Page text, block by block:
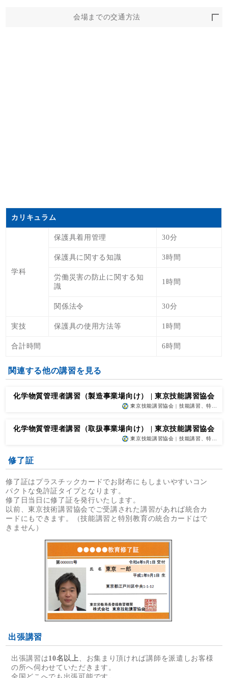
会場までの交通方法
カリキュラム
学科
保護具着用管理 30分
保護具に関する知識 3時間
労働災害の防止に関する知
識
1時間
関係法令 30分
実技 保護具の使用方法等 1時間
合計時間 6時間
関連する他の講習を見る
化学物質管理者講習（製造事業場向け） | 東京技能講習協会
東京技能講習協会 | 技能講習、特…
化学物質管理者講習（取扱事業場向け） | 東京技能講習協会
東京技能講習協会 | 技能講習、特…
修了証
修了証はプラスチックカードでお財布にもしまいやすいコン
パクトな免許証タイプとなります。
修了日当日に修了証を発行いたします。
以前、東京技術講習協会でご受講された講習があれば統合カ
ードにもできます。（技能講習と特別教育の統合カードはで
きません）
出張講習
出張講習は10名以上
、お集まり頂ければ講師を派遣しお客様
の所へ伺わせていただきます。